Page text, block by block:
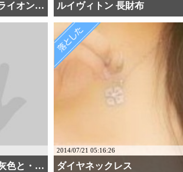
ゴールド地に黒のライオン・・・ ルイヴィトン 長財布
スーツの上着2着_灰色と・・・
2014/07/21 05:16:26
ダイヤネックレス